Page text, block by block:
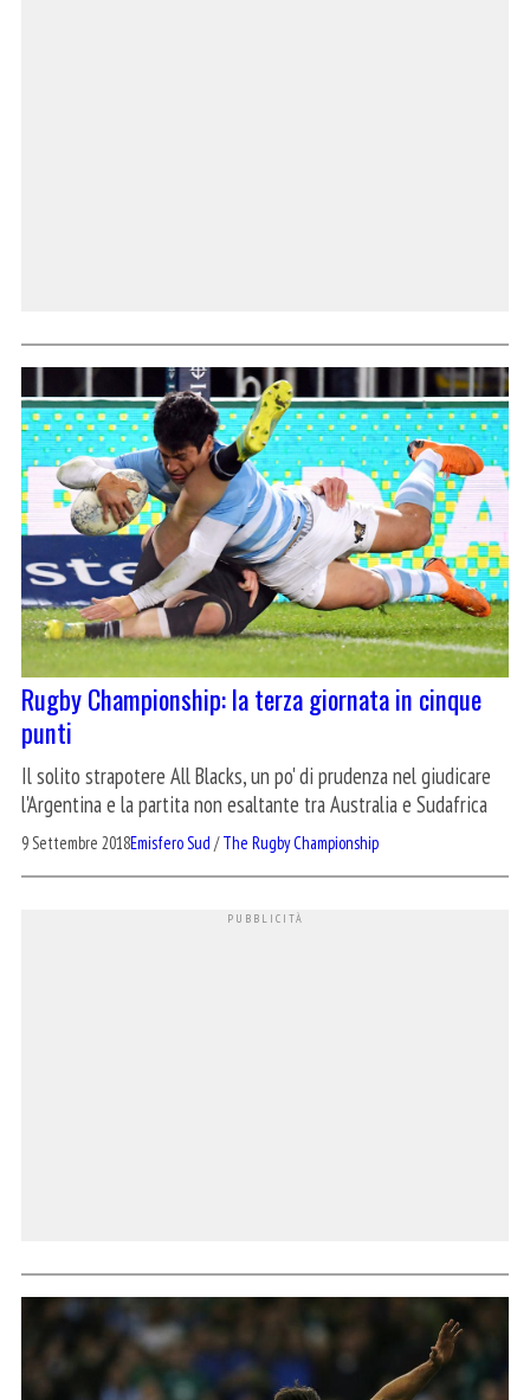
Rugby Championship: la terza giornata in cinque
punti
Il solito strapotere All Blacks, un po' di prudenza nel giudicare
l'Argentina e la partita non esaltante tra Australia e Sudafrica
9 Settembre 2018Emisfero Sud /The Rugby Championship